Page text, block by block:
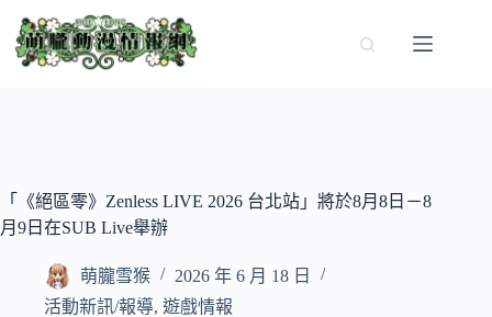
至
「《絕區零》Zenless LIVE 2026 台北站」將於8月8日－8
月9日在SUB Live舉辦
萌朧雪猴
2026 年 6 月 18 日
活動新訊/報導, 遊戲情報